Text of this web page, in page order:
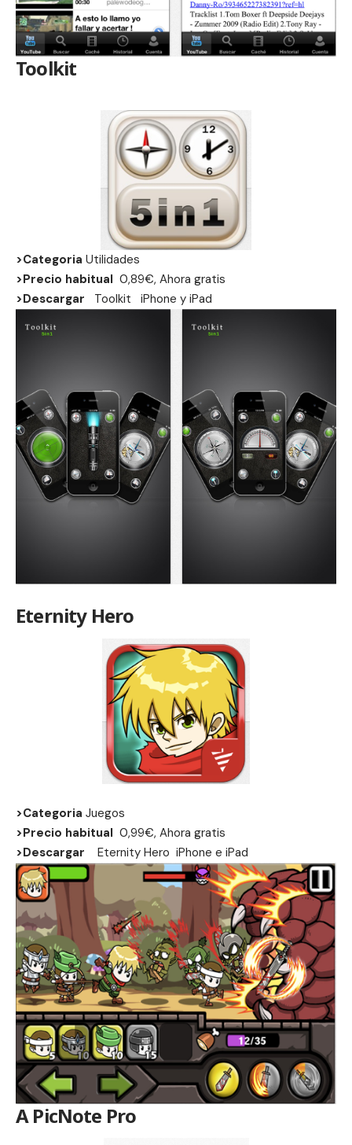
Toolkit
>Categoria Utilidades
>Precio habitual 0,89€, Ahora gratis
>Descargar
Toolkit iPhone y iPad
Eternity Hero
>Categoria Juegos
>Precio habitual 0,99€, Ahora gratis
>Descargar
Eternity Hero iPhone e iPad
A PicNote Pro